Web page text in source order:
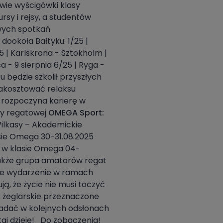
wyścigówki klasy
i rejsy, a studentów
spotkań
Bałtyku: 1/25 |
| Karlskrona - Sztokholm |
- 9 sierpnia 6/25 | Ryga -
będzie szkolił przyszłych
relaksu
rozpoczyna karierę w
regatowej OMEGA Sport:
– Akademickie
Omega 30-31.08.2025
w klasie Omega 04-
grupa amatorów regat
wydarzenie w ramach
że życie nie musi toczyć
przeznaczone
w kolejnych odsłonach
dzieje! Do zobaczenia!